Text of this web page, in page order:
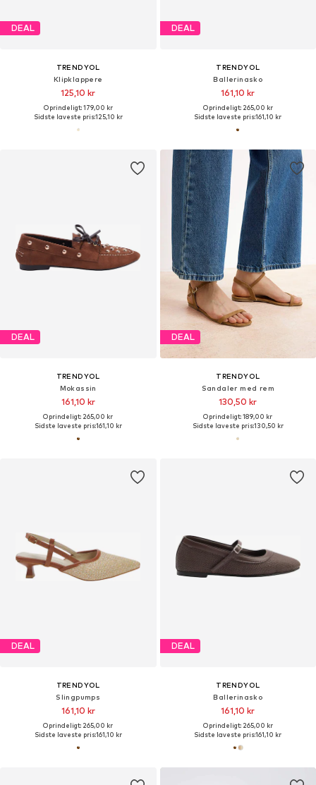
DEAL
TRENDYOL
Klipklappere
125,10 kr
Oprindeligt: 179,00 kr
Sidste laveste pris:125,10 kr
DEAL
TRENDYOL
Ballerinasko
161,10 kr
Oprindeligt: 265,00 kr
Sidste laveste pris:161,10 kr
DEAL
TRENDYOL
Mokassin
161,10 kr
Oprindeligt: 265,00 kr
Sidste laveste pris:161,10 kr
DEAL
TRENDYOL
Sandaler med rem
130,50 kr
Oprindeligt: 189,00 kr
Sidste laveste pris:130,50 kr
DEAL
TRENDYOL
Slingpumps
161,10 kr
Oprindeligt: 265,00 kr
Sidste laveste pris:161,10 kr
DEAL
TRENDYOL
Ballerinasko
161,10 kr
Oprindeligt: 265,00 kr
Sidste laveste pris:161,10 kr